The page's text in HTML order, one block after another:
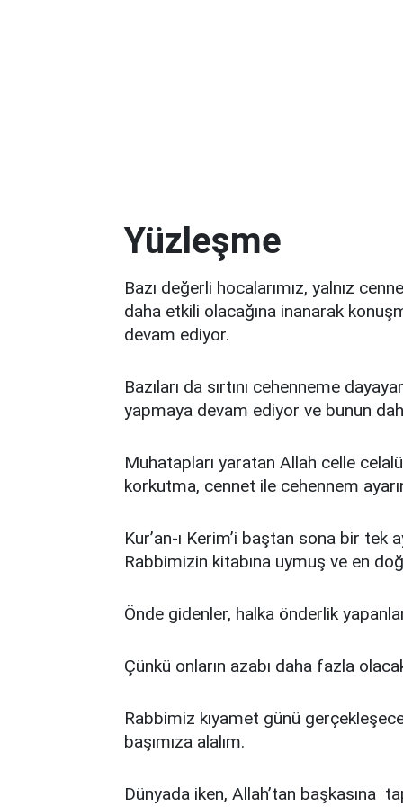
Yüzleşme
Bazı değerli hocalarımız, yalnız
daha etkili olacağına inanarak
devam ediyor.
Bazıları da sırtını cehenneme
yapmaya devam ediyor ve bunun
Muhatapları yaratan Allah celle
korkutma, cennet ile cehennem
Kur’an-ı Kerim’i baştan sona bir
Rabbimizin kitabına uymuş ve en
Önde gidenler, halka önderlik
Çünkü onların azabı daha fazla
Rabbimiz kıyamet günü
başımıza alalım.
Dünyada iken, Allah’tan başkasına